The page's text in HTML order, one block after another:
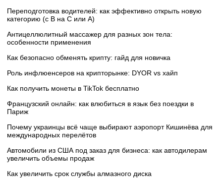
Переподготовка водителей: как эффективно открыть новую
категорию (с B на C или А)
Антицеллюлитный массажер для разных зон тела:
особенности применения
Как безопасно обменять крипту: гайд для новичка
Роль инфлюенсеров на крипторынке: DYOR vs хайп
Как получить монеты в TikTok бесплатно
Французский онлайн: как влюбиться в язык без поездки в
Париж
Почему украинцы всё чаще выбирают аэропорт Кишинёва для
международных перелётов
Автомобили из США под заказ для бизнеса: как автодилерам
увеличить объемы продаж
Как увеличить срок службы алмазного диска